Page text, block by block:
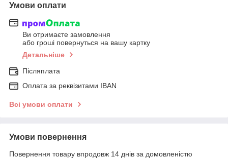
Умови оплати
Ви отримаєте замовлення
або гроші повернуться на вашу картку
Детальніше
Післяплата
Оплата за реквізитами IBAN
Всі умови оплати
Умови повернення
Повернення товару впродовж 14 днів за домовленістю